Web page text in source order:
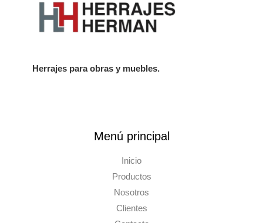
Herrajes para obras y muebles.
Menú principal
Inicio
Productos
Nosotros
Clientes